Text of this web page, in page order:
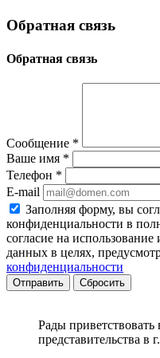
Обратная связь
Обратная связь
Сообщение *
Ваше имя *
Телефон *
E-mail
Заполняя форму, вы
конфиденциальности в
согласие на
данных в целях,
конфиденциальности
Сбросить
Рады приветствовать
представительства в